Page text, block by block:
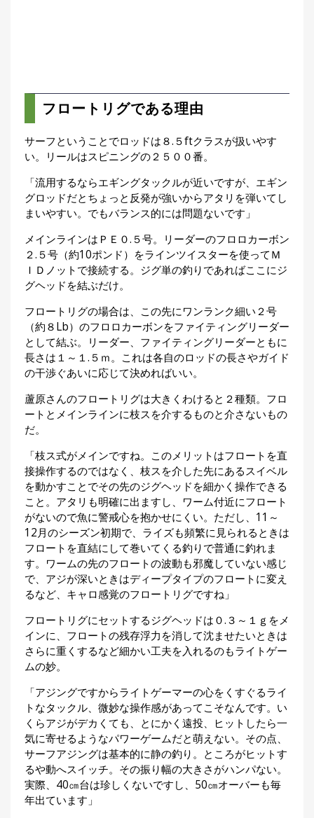
フロートリグである理由
サーフということでロッドは８.５ftクラスが扱いやす
い。リールはスピニングの２５００番。
「流用するならエギングタックルが近いですが、エギン
グロッドだとちょっと反発が強いからアタリを弾いてし
まいやすい。でもバランス的には問題ないです」
メインラインはＰＥ０.５号。リーダーのフロロカーボン
２.５号（約10ポンド）をラインツイスターを使ってＭ
ＩＤノットで接続する。ジグ単の釣りであればここにジ
グヘッドを結ぶだけ。
フロートリグの場合は、この先にワンランク細い２号
（約８Lb）のフロロカーボンをファイティングリーダー
として結ぶ。リーダー、ファイティングリーダーともに
長さは１～１.５ｍ。これは各自のロッドの長さやガイド
の干渉ぐあいに応じて決めればいい。
蘆原さんのフロートリグは大きくわけると２種類。フロ
ートとメインラインに枝スを介するものと介さないもの
だ。
「枝ス式がメインですね。このメリットはフロートを直
接操作するのではなく、枝スを介した先にあるスイベル
を動かすことでその先のジグヘッドを細かく操作できる
こと。アタリも明確に出ますし、ワーム付近にフロート
がないので魚に警戒心を抱かせにくい。ただし、11～
12月のシーズン初期で、ライズも頻繁に見られるときは
フロートを直結にして巻いてくる釣りで普通に釣れま
す。ワームの先のフロートの波動も邪魔していない感じ
で、アジが深いときはディープタイプのフロートに変え
るなど、キャロ感覚のフロートリグですね」
フロートリグにセットするジグヘッドは０.３～１ｇをメ
インに、フロートの残存浮力を消して沈ませたいときは
さらに重くするなど細かい工夫を入れるのもライトゲー
ムの妙。
「アジングですからライトゲーマーの心をくすぐるライ
トなタックル、微妙な操作感があってこそなんです。い
くらアジがデカくても、とにかく遠投、ヒットしたら一
気に寄せるようなパワーゲームだと萌えない。その点、
サーフアジングは基本的に静の釣り。ところがヒットす
るや動へスイッチ。その振り幅の大きさがハンパない。
実際、40㎝台は珍しくないですし、50㎝オーバーも毎
年出ています」